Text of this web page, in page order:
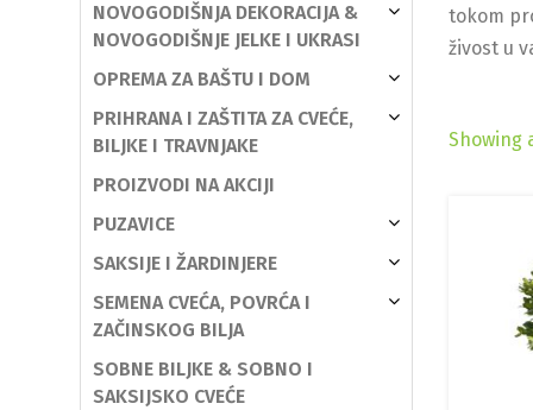
NOVOGODIŠNJA DEKORACIJA &
NOVOGODIŠNJE JELKE I UKRASI
OPREMA ZA BAŠTU I DOM
PRIHRANA I ZAŠTITA ZA CVEĆE,
BILJKE I TRAVNJAKE
PROIZVODI NA AKCIJI
PUZAVICE
SAKSIJE I ŽARDINJERE
SEMENA CVEĆA, POVRĆA I
ZAČINSKOG BILJA
SOBNE BILJKE & SOBNO I
SAKSIJSKO CVEĆE
tokom
živost u
Showing